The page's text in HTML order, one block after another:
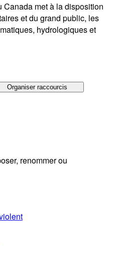
met à la disposition
et du grand public, les
hydrologiques et
Organiser raccourcis
renommer ou